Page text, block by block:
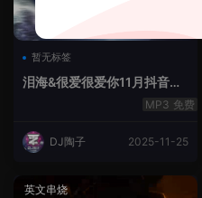
暂无标签
泪海&很爱很爱你11月抖音串
免费
DJ陶子 2025-11-25
英文串烧